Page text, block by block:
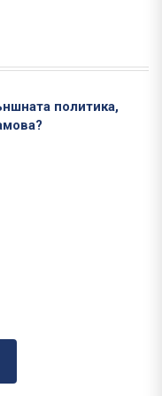
политика,